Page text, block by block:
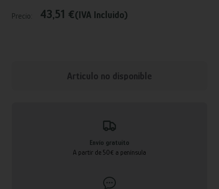
Precio: 43,51 €(IVA Incluido)
Articulo no disponible
Envío gratuito
A partir de 50€ a península